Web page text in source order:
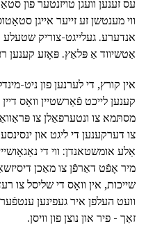
עס זענען וועגן טויזנטער פון
ווי מענטשן זע זייער אייגן
אנדערע. געלייגט-צוריק
אַטשיווד אַ פּלאַץ. פּאָזע קענען
אין קורץ, די לערנען פון ניט-
קענען לייכט פֿאַרשטיין וואָס דיין
מסתּמא צו ונטערפאַלן צו
צו דערקענען די ליגט און
אַלע אומשטאנדן: ווי די
מיר אָפֿט דאַרפֿן צו מאַכן
שייכות, אין וואָס די שליסל צו
וועט העלפן איר געפינען
זאַך - פיר און נוצן פון וויסן.